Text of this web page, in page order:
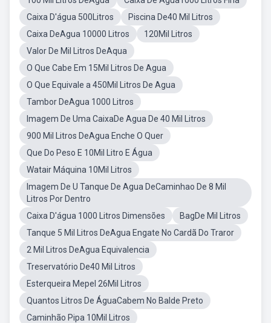
Caixa D'água 500Litros
Piscina De40 Mil Litros
Caixa DeAgua 10000 Litros
120Mil Litros
Valor De Mil Litros DeAqua
O Que Cabe Em 15Mil Litros De Agua
O Que Equivale a 450Mil Litros De Agua
Tambor DeAgua 1000 Litros
Imagem De Uma CaixaDe Agua De 40 Mil Litros
900 Mil Litros DeAgua Enche O Quer
Que Do Peso E 10Mil Litro E Água
Watair Máquina 10Mil Litros
Imagem De U Tanque De Agua DeCaminhao De 8 Mil
Litros Por Dentro
Caixa D'água 1000 Litros Dimensões
BagDe Mil Litros
Tanque 5 Mil Litros DeAgua Engate No Cardã Do Traror
2 Mil Litros DeAgua Equivalencia
Treservatório De40 Mil Litros
Esterqueira Mepel 26Mil Litros
Quantos Litros De ÁguaCabem No Balde Preto
Caminhão Pipa 10Mil Litros